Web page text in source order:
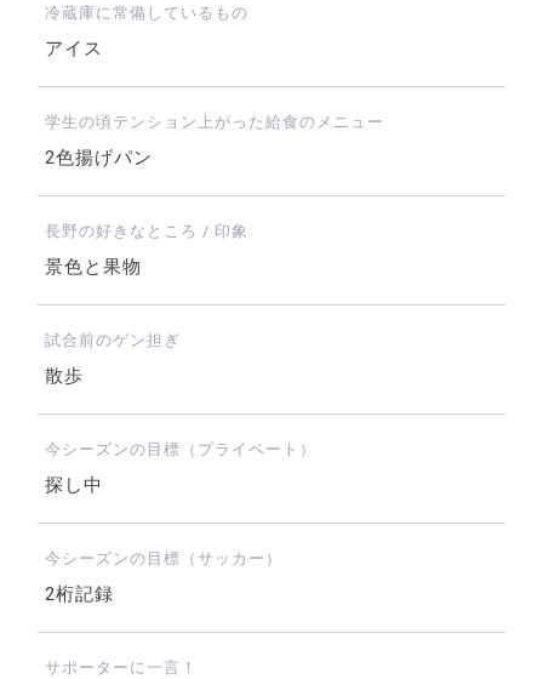
冷蔵庫に常備しているもの
アイス
学生の頃テンション上がった給食のメニュー
2色揚げパン
長野の好きなところ / 印象
景色と果物
試合前のゲン担ぎ
散歩
今シーズンの目標（プライベート）
探し中
今シーズンの目標（サッカー）
2桁記録
サポーターに一言！